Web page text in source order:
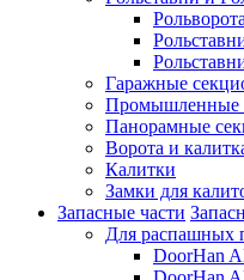
Рольворота
Гаражные
Промышленные
Панорамные
Ворота и
Калитки
Замки для
Запасные части
Для распашных
DoorHan